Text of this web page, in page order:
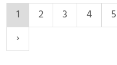
1 2 3 4 5